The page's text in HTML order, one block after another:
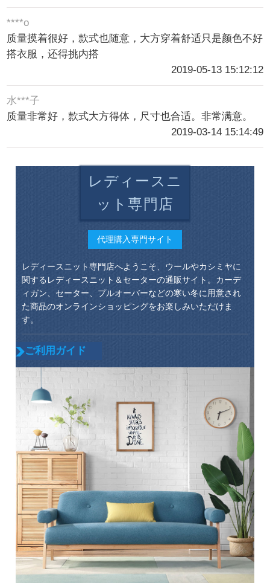
****o
质量摸着很好，款式也随意，大方穿着舒适只是颜色不好
搭衣服，还得挑内搭
2019-05-13 15:12:12
水***子
质量非常好，款式大方得体，尺寸也合适。非常满意。
2019-03-14 15:14:49
レディースニ
ット専門店
代理購入専門サイト
レディースニット専門店へようこそ、ウールやカシミヤに
関するレディースニット＆セーターの通販サイト。カーデ
ィガン、セーター、プルオーバーなどの寒い冬に用意され
た商品のオンラインショッピングをお楽しみいただけま
す。
ご利用ガイド